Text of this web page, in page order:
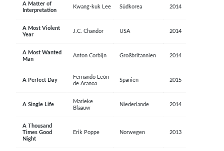
A Matter of
Interpretation
Kwang-kuk Lee Südkorea 2014
A Most Violent
Year
J.C. Chandor USA 2014
A Most Wanted
Man
Anton Corbijn Großbritannien 2014
A Perfect Day
Fernando León
de Aranoa
Spanien 2015
A Single Life
Marieke
Blaauw
Niederlande 2014
A Thousand
Times Good
Night
Erik Poppe Norwegen 2013